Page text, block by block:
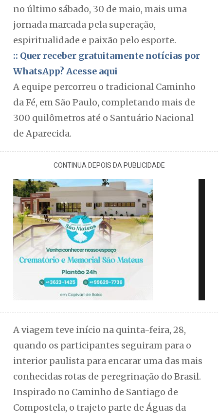
no último sábado, 30 de maio, mais uma
jornada marcada pela superação,
espiritualidade e paixão pelo esporte.
:: Quer receber gratuitamente notícias por
WhatsApp? Acesse aqui
A equipe percorreu o tradicional Caminho
da Fé, em São Paulo, completando mais de
300 quilômetros até o Santuário Nacional
de Aparecida.
CONTINUA DEPOIS DA PUBLICIDADE
A viagem teve início na quinta-feira, 28,
quando os participantes seguiram para o
interior paulista para encarar uma das mais
conhecidas rotas de peregrinação do Brasil.
Inspirado no Caminho de Santiago de
Compostela, o trajeto parte de Águas da